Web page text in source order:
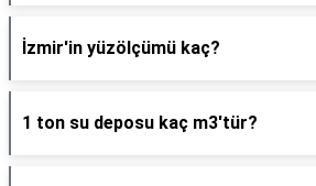
İzmir'in yüzölçümü kaç?
1 ton su deposu kaç m3'tür?